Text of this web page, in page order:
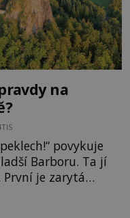
na
povykuje
Barboru. Ta jí
je zarytá
A každá z
hradu